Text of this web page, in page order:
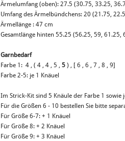
Ärmelumfang (oben): 27.5 (30.75, 33.25,
Umfang des Ärmelbündchens: 20 (21.75,
Ärmellänge : 47 cm
Gesamtlänge hinten 55.25 (56.25, 59,
Garnbedarf
Farbe 1: 4 , ( 4 , 4 , 5 , 5 ) , [ 6 , 6 , 7 , 8 , 9]
Farbe 2-5: je 1 Knäuel
Im Strick-Kit sind 5 Knäule der Farbe 1 sowie
Für die Größen 6 - 10 bestellen Sie bitte
Für Größe 6-7: + 1 Knäuel
Für Größe 8: + 2 Knäuel
Für Größe 9: + 3 Knäuel